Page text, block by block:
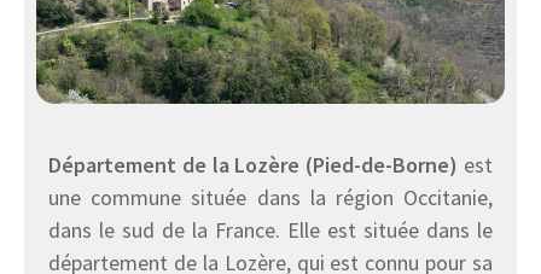
Département de la Lozère (Pied-de-Borne) est
une commune située dans la région Occitanie,
dans le sud de la France. Elle est située dans le
département de la Lozère, qui est connu pour sa